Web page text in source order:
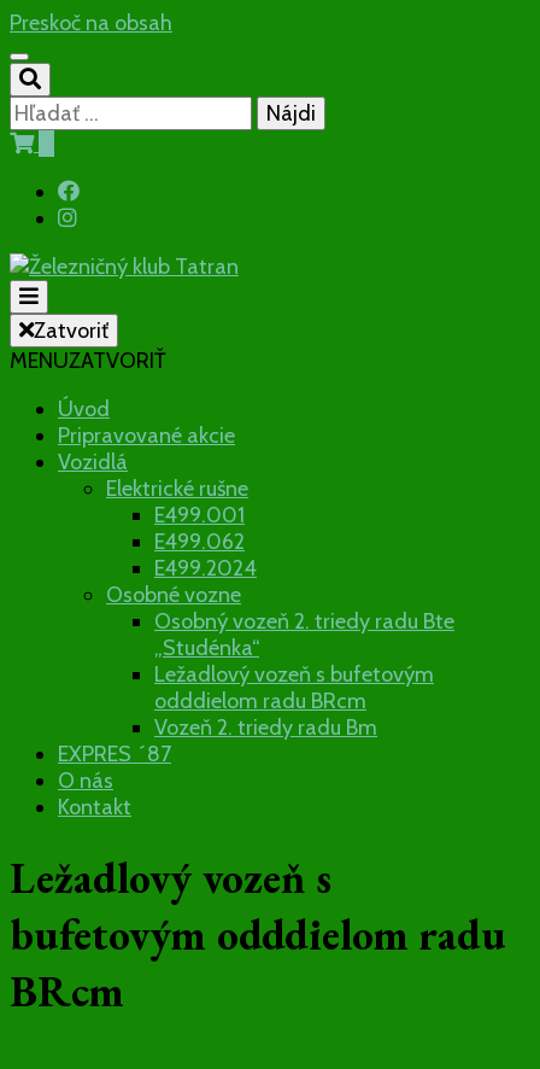
Preskoč na obsah
Hľadať:
Železničný
klub Tatran
Občianske združenie
Zatvoriť
MENUZATVORIŤ
Úvod
Pripravované akcie
Vozidlá
Elektrické rušne
E499.001
E499.062
E499.2024
Osobné vozne
Osobný vozeň 2. triedy radu Bte
„Studénka“
Ležadlový vozeň s bufetovým
odddielom radu BRcm
Vozeň 2. triedy radu Bm
EXPRES ´87
O nás
Kontakt
Ležadlový vozeň s
bufetovým odddielom radu
BRcm